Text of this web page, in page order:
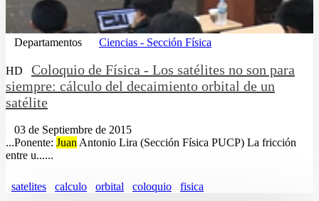
Departamentos Ciencias - Sección Física
HD
Coloquio de Física - Los satélites no son para
siempre: cálculo del decaimiento orbital de un
satélite
03 de Septiembre de 2015
...Ponente: Juan Antonio Lira (Sección Física PUCP) La fricción
entre u......
satelites calculo orbital coloquio fisica